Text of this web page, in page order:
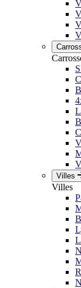
Villes
Villes